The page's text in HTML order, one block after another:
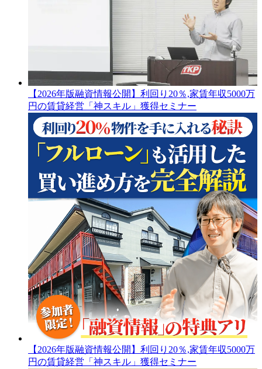
【2026年版融資情報公開】利回り20％,家賃年収5000万
円の賃貸経営「神スキル」獲得セミナー
【2026年版融資情報公開】利回り20％,家賃年収5000万
円の賃貸経営「神スキル」獲得セミナー